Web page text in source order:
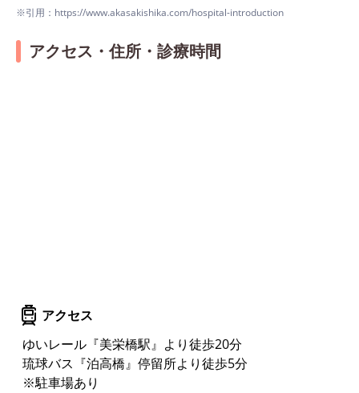
※引用：https://www.akasakishika.com/hospital-introduction
アクセス・住所・診療時間
アクセス
ゆいレール『美栄橋駅』より徒歩20分
琉球バス『泊高橋』停留所より徒歩5分
※駐車場あり